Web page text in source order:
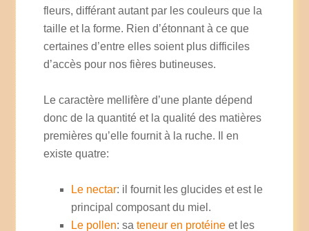
fleurs, différant autant par les couleurs que la
taille et la forme. Rien d’étonnant à ce que
certaines d’entre elles soient plus difficiles
d’accès pour nos fières butineuses.
Le caractère mellifère d’une plante dépend
donc de la quantité et la qualité des matières
premières qu’elle fournit à la ruche. Il en
existe quatre:
Le nectar: il fournit les glucides et est le
principal composant du miel.
Le pollen: sateneur en protéine et les